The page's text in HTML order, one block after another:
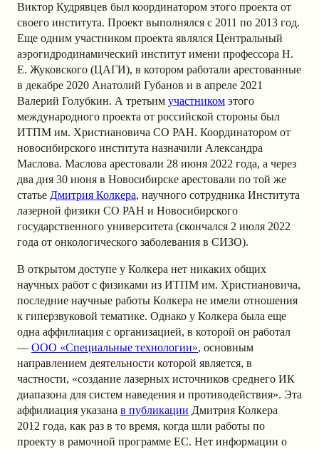
Виктор Кудрявцев был координатором этого проекта от
своего института. Проект выполнялся с 2011 по 2013 год.
Еще одним участником проекта являлся Центральный
аэрогидродинамический институт имени профессора Н.
Е. Жуковского (ЦАГИ), в котором работали арестованные
в декабре 2020 Анатолий Губанов и в апреле 2021
Валерий Голубкин. А третьим участником этого
международного проекта от российской стороны был
ИТПМ им. Христиановича СО РАН. Координатором от
новосибирского института назначили Александра
Маслова. Маслова арестовали 28 июня 2022 года, а через
два дня 30 июня в Новосибирске арестовали по той же
статье Дмитрия Колкера, научного сотрудника Института
лазерной физики СО РАН и Новосибирского
государственного университета (скончался 2 июля 2022
года от онкологического заболевания в СИЗО).
В открытом доступе у Колкера нет никаких общих
научных работ с физиками из ИТПМ им. Христиановича,
последние научные работы Колкера не имели отношения
к гиперзвуковой тематике. Однако у Колкера была еще
одна аффилиация с организацией, в которой он работал
— ООО «Специальные технологии», основным
направлением деятельности которой является, в
частности, «создание лазерных источников среднего ИК
диапазона для систем наведения и противодействия». Эта
аффилиация указана в публикации Дмитрия Колкера
2012 года, как раз в то время, когда шли работы по
проекту в рамочной программе ЕС. Нет информации о